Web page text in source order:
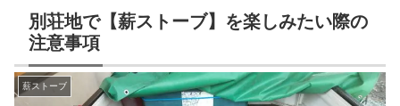
別荘地で【薪ストーブ】を楽しみたい際の
注意事項
薪ストーブ